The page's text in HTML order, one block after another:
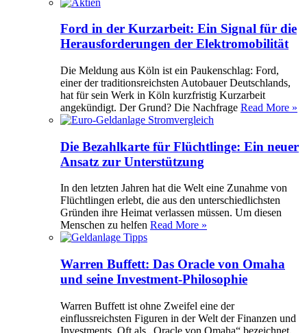
Ford in der Kurzarbeit: Ein Signal für die
Herausforderungen der Elektromobilität
Die Meldung aus Köln ist ein Paukenschlag: Ford,
einer der traditionsreichsten Autobauer Deutschlands,
hat für sein Werk in Köln kurzfristig Kurzarbeit
angekündigt. Der Grund? Die Nachfrage Read More »
Die Bezahlkarte für Flüchtlinge: Ein neuer
Ansatz zur Unterstützung
In den letzten Jahren hat die Welt eine Zunahme von
Flüchtlingen erlebt, die aus den unterschiedlichsten
Gründen ihre Heimat verlassen müssen. Um diesen
Menschen zu helfen Read More »
Warren Buffett: Das Oracle von Omaha
und seine Investment-Philosophie
Warren Buffett ist ohne Zweifel eine der
einflussreichsten Figuren in der Welt der Finanzen und
Investments. Oft als „Oracle von Omaha“ bezeichnet,